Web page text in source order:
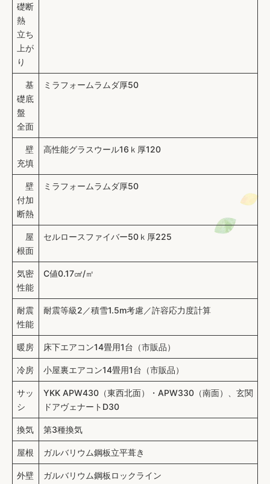
礎断
熱
立ち
上が
り
基
礎底
盤
全面
ミラフォームラムダ厚50
壁
充填
高性能グラスウール16ｋ厚120
壁
付加
断熱
ミラフォームラムダ厚50
屋
根面
セルロースファイバー50ｋ厚225
気密
性能
C値0.17㎠/㎡
耐震
性能
耐震等級2／積雪1.5m考慮／許容応力度計算
暖房 床下エアコン14畳用1台（市販品）
冷房 小屋裏エアコン14畳用1台（市販品）
サッ
シ
YKK APW430（東西北面）・APW330（南面）、玄関
ドアヴェナートD30
換気 第3種換気
屋根 ガルバリウム鋼板立平葺き
外壁 ガルバリウム鋼板ロックライン